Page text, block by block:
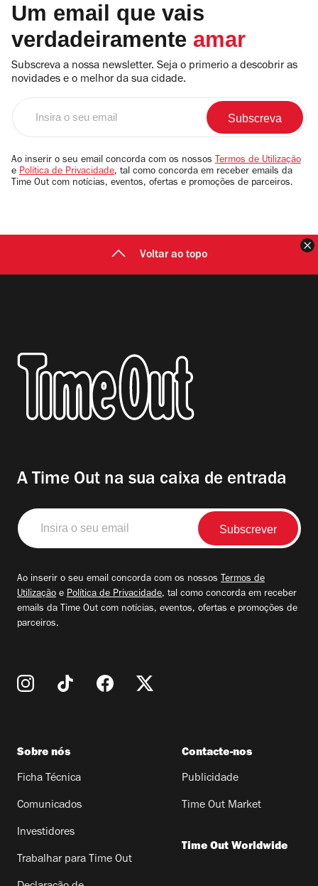
Um email que vais
verdadeiramente amar
Subscreva a nossa newsletter. Seja o primerio a descobrir as
novidades e o melhor da sua cidade.
email
Ao inserir o seu email concorda com os nossos Termos de Utilização
e Política de Privacidade, tal como concorda em receber emails da
Time Out com notícias, eventos, ofertas e promoções de parceiros.
Voltar ao topo
A Time Out na sua caixa de entrada
Insira
o
seu
Ao inserir o seu email concorda com os nossos Termos de
Utilização e Política de Privacidade, tal como concorda em receber
emails da Time Out com notícias, eventos, ofertas e promoções de
parceiros.
Sobre nós
Ficha Técnica
Comunicados
Investidores
Trabalhar para Time Out
Contacte-nos
Publicidade
Time Out Market
Time Out Worldwide